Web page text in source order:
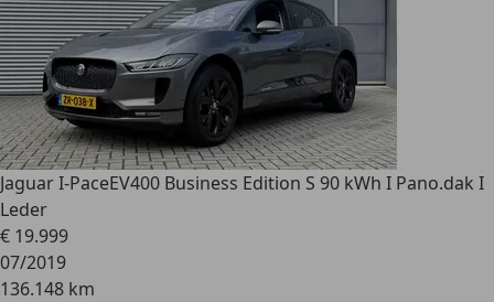
Jaguar I-PaceEV400 Business Edition S 90 kWh I Pano.dak I
Leder
€ 19.999
07/2019
136.148 km